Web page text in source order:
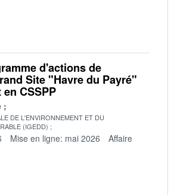
d'actions de
Site "Havre du Payré"
CSSPP
DE L'ENVIRONNEMENT ET DU
(IGEDD)
Mise en ligne: mai 2026
Affaire